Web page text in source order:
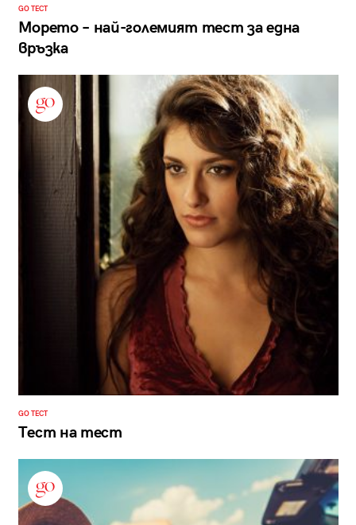
GO ТЕСТ
Морето – най-големият тест за една
връзка
GO ТЕСТ
Тест на тест